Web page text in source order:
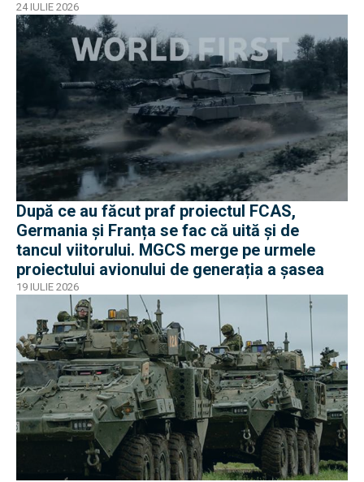
24 IULIE 2026
După ce au făcut praf proiectul FCAS,
Germania și Franța se fac că uită și de
tancul viitorului. MGCS merge pe urmele
proiectului avionului de generația a șasea
19 IULIE 2026